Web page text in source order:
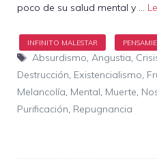
poco de su salud mental y …
Etiquetas
Absurdismo, Angustia,
Destrucción, Existencialismo,
Melancolía, Mental, Muerte,
Purificación, Repugnancia